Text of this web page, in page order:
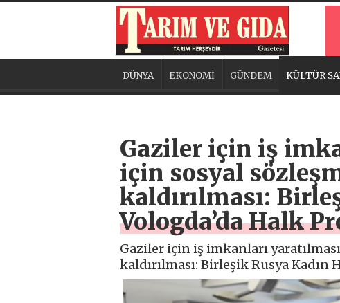
DÜNYA EKONOMİ GÜNDEM KÜLTÜR
Gaziler için iş
için sosyal
kaldırılması:
Vologda’da Halk
Gaziler için iş imkanları
kaldırılması: Birleşik Rusya